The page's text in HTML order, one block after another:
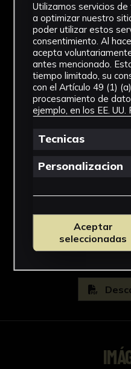
Utilizamos servicios
a optimizar nuestro
poder utilizar estos
consentimiento. Al
acepta
antes mencionado.
tiempo limitado, su
con el Artículo 49 (1)
procesamiento de
ejemplo, en los EE. UU.
Tecnicas
Personalizacion
Aceptar
seleccionadas